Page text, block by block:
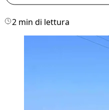
2 min di lettura